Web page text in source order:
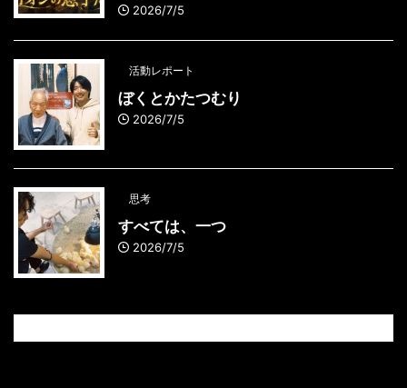
2026/7/5
活動レポート
ぼくとかたつむり
2026/7/5
思考
すべては、一つ
2026/7/5